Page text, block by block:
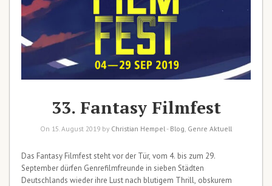
33. Fantasy Filmfest
On 15. August 2019 by Christian Hempel - Blog Genre Aktuell
Das Fantasy Filmfest steht vor der Tür, vom 4. bis zum 29.
September dürfen Genrefilmfreunde in sieben Städten
Deutschlands wieder ihre Lust nach blutigem Thrill, obskurem